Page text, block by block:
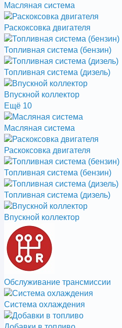
Масляная система
Раскоксовка двигателя
Топливная система (бензин)
Топливная система (дизель)
Впускной коллектор
Ещё 10
Масляная система
Раскоксовка двигателя
Топливная система (бензин)
Топливная система (дизель)
Впускной коллектор
Обслуживание трансмиссии
Система охлаждения